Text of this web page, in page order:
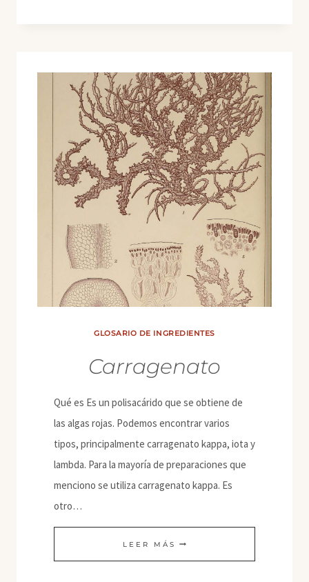
GLOSARIO DE INGREDIENTES
Carragenato
Qué es Es un polisacárido que se obtiene de
las algas rojas. Podemos encontrar varios
tipos, principalmente carragenato kappa, iota y
lambda. Para la mayoría de preparaciones que
menciono se utiliza carragenato kappa. Es
otro…
LEER MÁS CARRAGENATO